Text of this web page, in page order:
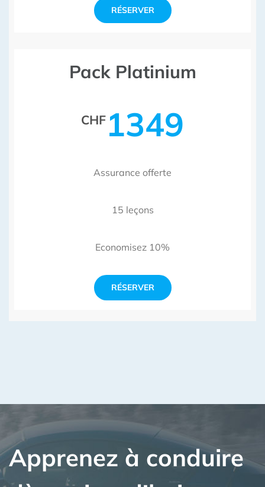
RÉSERVER
Pack Platinium
CHF 1349
Assurance offerte
15 leçons
Economisez 10%
RÉSERVER
Apprenez à conduire